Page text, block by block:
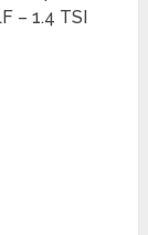
– 1.4 TSI